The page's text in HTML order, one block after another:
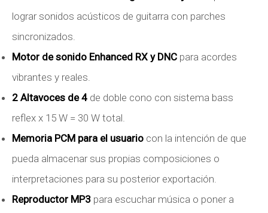
lograr sonidos acústicos de guitarra con parches
sincronizados.
Motor de sonido Enhanced RX y DNC para acordes
vibrantes y reales.
2 Altavoces de 4 de doble cono con sistema bass
reflex x 15 W = 30 W total.
Memoria PCM para el usuario con la intención de que
pueda almacenar sus propias composiciones o
interpretaciones para su posterior exportación.
Reproductor MP3 para escuchar música o poner a